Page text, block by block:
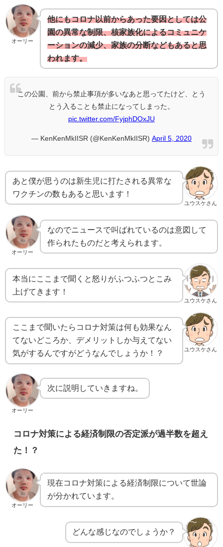
オーリー
他にもコロナ以前からあった要因としては公
園の異常な制限、核家族化によるコミュニケ
ーションの減少、家族の分断などもあると思
われます。
この公園、前から禁止事項が多いなあと思ってたけど、とう
とう入ることも禁止になってしまった。
pic.twitter.com/FyjphDOxJU
— KenKenMkIISR (@KenKenMkIISR) April 5, 2020
ユウスケさん
あと僕が思うのは新生児に打たされる異常な
ワクチンの数もあると思います！
オーリー
なのでニュースで叫ばれているのは意図して
作られたものだと考えられます。
ユウスケさん
本当にここまで聞くと怒りがふつふつとこみ
上げてきます！
ユウスケさん
ここまで聞いたらコロナ対策は何も効果なん
てないどころか、デメリットしか与えてない
気がするんですがどうなんでしょうか！？
オーリー
次に説明していきますね。
コロナ対策による経済制限の否定派が過半数を超え
た！？
オーリー
現在コロナ対策による経済制限について世論
が分かれています。
どんな感じなのでしょうか？